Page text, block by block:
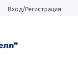
Вход/Регистрация